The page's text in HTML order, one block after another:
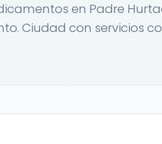
en Padre
Ciudad con servicios